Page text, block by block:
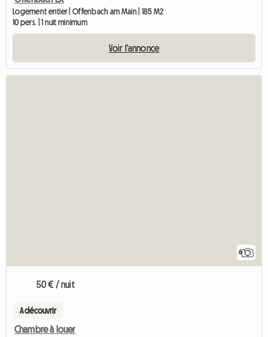
Logement entier | Offenbach am Main | 185 M2
10 pers. | 1 nuit minimum
Voir l'annonce
6
50 € / nuit
A découvrir
Chambre à louer